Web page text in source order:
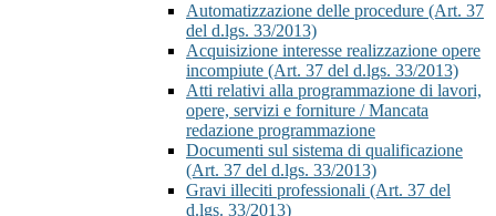
Automatizzazione delle procedure (Art. 37
del d.lgs. 33/2013)
Acquisizione interesse realizzazione opere
incompiute (Art. 37 del d.lgs. 33/2013)
Atti relativi alla programmazione di lavori,
opere, servizi e forniture / Mancata
redazione programmazione
Documenti sul sistema di qualificazione
(Art. 37 del d.lgs. 33/2013)
Gravi illeciti professionali (Art. 37 del
d.lgs. 33/2013)